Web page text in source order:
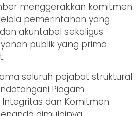
menggerakkan komitmen
pemerintahan yang
akuntabel sekaligus
publik yang prima
seluruh pejabat struktural
Piagam
dan Komitmen